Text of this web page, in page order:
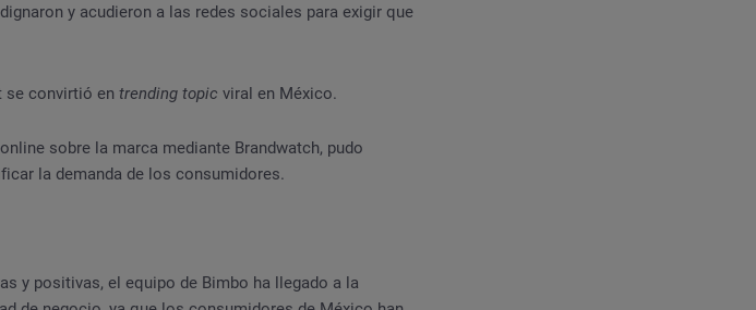
y acudieron a las redes sociales para exigir que
se convirtió en trending topic viral en México.
sobre la marca mediante Brandwatch, pudo
la demanda de los consumidores.
y positivas, el equipo de Bimbo ha llegado a la